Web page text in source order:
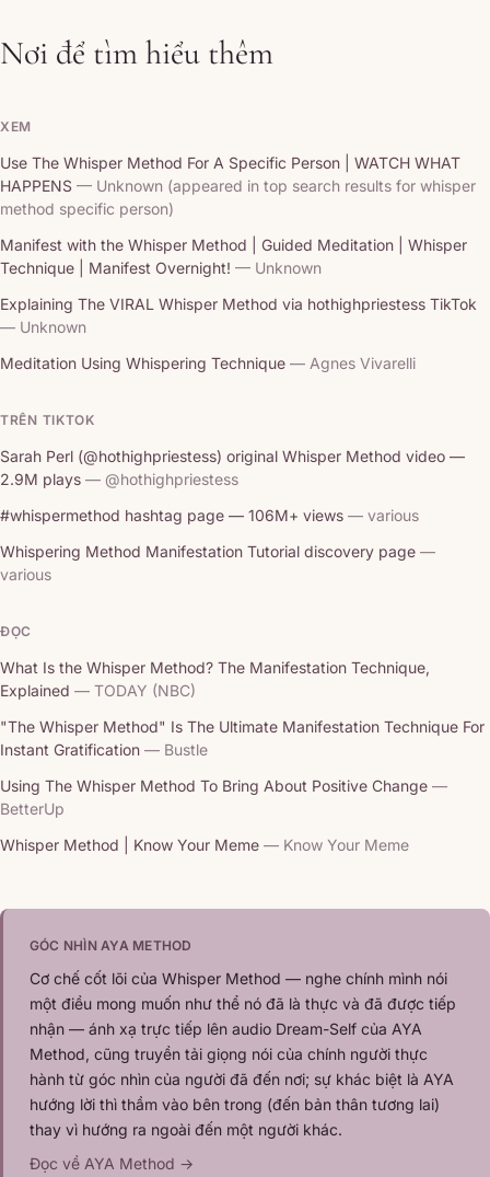
Nơi để tìm hiểu thêm
XEM
Use The Whisper Method For A Specific Person | WATCH WHAT
HAPPENS — Unknown (appeared in top search results for whisper
method specific person)
Manifest with the Whisper Method | Guided Meditation | Whisper
Technique | Manifest Overnight! — Unknown
Explaining The VIRAL Whisper Method via hothighpriestess TikTok
— Unknown
Meditation Using Whispering Technique — Agnes Vivarelli
TRÊN TIKTOK
Sarah Perl (@hothighpriestess) original Whisper Method video —
2.9M plays — @hothighpriestess
#whispermethod hashtag page — 106M+ views — various
Whispering Method Manifestation Tutorial discovery page —
various
ĐỌC
What Is the Whisper Method? The Manifestation Technique,
Explained — TODAY (NBC)
"The Whisper Method" Is The Ultimate Manifestation Technique For
Instant Gratification — Bustle
Using The Whisper Method To Bring About Positive Change —
BetterUp
Whisper Method | Know Your Meme — Know Your Meme
GÓC NHÌN AYA METHOD
Cơ chế cốt lõi của Whisper Method — nghe chính mình nói
một điều mong muốn như thể nó đã là thực và đã được tiếp
nhận — ánh xạ trực tiếp lên audio Dream-Self của AYA
Method, cũng truyền tải giọng nói của chính người thực
hành từ góc nhìn của người đã đến nơi; sự khác biệt là AYA
hướng lời thì thầm vào bên trong (đến bản thân tương lai)
thay vì hướng ra ngoài đến một người khác.
Đọc về AYA Method →